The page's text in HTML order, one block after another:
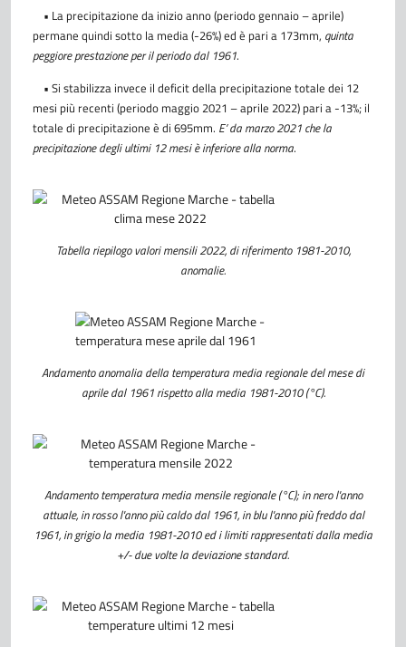
• La precipitazione da inizio anno (periodo gennaio – aprile)
permane quindi sotto la media (-26%) ed è pari a 173mm, quinta
peggiore prestazione per il periodo dal 1961.
• Si stabilizza invece il deficit della precipitazione totale dei 12
mesi più recenti (periodo maggio 2021 – aprile 2022) pari a -13%; il
totale di precipitazione è di 695mm. E’ da marzo 2021 che la
precipitazione degli ultimi 12 mesi è inferiore alla norma.
Tabella riepilogo valori mensili 2022, di riferimento 1981-2010,
anomalie.
Andamento anomalia della temperatura media regionale del mese di
aprile dal 1961 rispetto alla media 1981-2010 (°C).
Andamento temperatura media mensile regionale (°C); in nero l'anno
attuale, in rosso l'anno più caldo dal 1961, in blu l'anno più freddo dal
1961, in grigio la media 1981-2010 ed i limiti rappresentati dalla media
+/- due volte la deviazione standard.